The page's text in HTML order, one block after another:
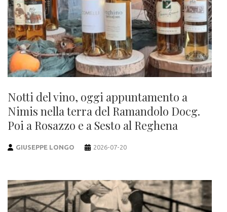
Notti del vino, oggi appuntamento a
Nimis nella terra del Ramandolo Docg.
Poi a Rosazzo e a Sesto al Reghena
GIUSEPPE LONGO 2026-07-20